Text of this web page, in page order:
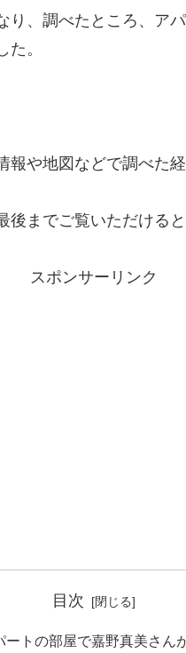
り、調べたところ、ア
た。
や地図などで調べた
までご覧いただけると
スポンサーリンク
目次
ートの部屋で嘉野真美さ